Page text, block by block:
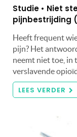
Studie • Niet
pijnbestrijding
Heeft frequent
pijn? Het
neemt niet toe, in
verslavende
LEES VERDER